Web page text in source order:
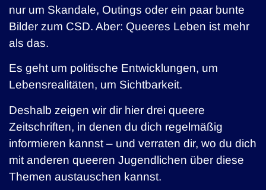
nur um Skandale, Outings oder ein paar bunte
Bilder zum CSD. Aber: Queeres Leben ist mehr
als das.
Es geht um politische Entwicklungen, um
Lebensrealitäten, um Sichtbarkeit.
Deshalb zeigen wir dir hier drei queere
Zeitschriften, in denen du dich regelmäßig
informieren kannst – und verraten dir, wo du dich
mit anderen queeren Jugendlichen über diese
Themen austauschen kannst.